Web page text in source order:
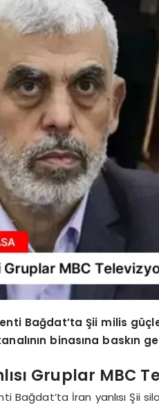
Bağdat’ta Şii milis
binasına baskın
Gruplar MBC
Bağdat’ta İran yanlısı Şii